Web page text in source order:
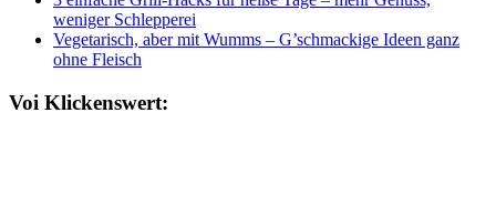
weniger Schlepperei
Vegetarisch, aber mit Wumms – G’schmackige Ideen ganz
ohne Fleisch
Voi Klickenswert: